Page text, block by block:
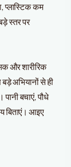
प्लास्टिक कम
स्तर पर
और शारीरिक
बड़े अभियानों से ही
पानी बचाएं, पौधे
बिताएं। आइए